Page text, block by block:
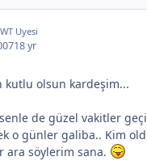
WT Uyesi
18 yr
kutlu olsun kardeşim...
de güzel vakitler
o günler galiba.. Kim
ara söylerim sana.